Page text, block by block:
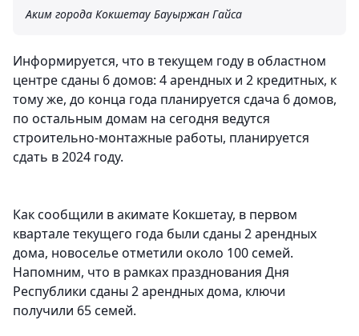
Аким города Кокшетау Бауыржан Гайса
Информируется, что в текущем году в областном
центре сданы 6 домов: 4 арендных и 2 кредитных, к
тому же, до конца года планируется сдача 6 домов,
по остальным домам на сегодня ведутся
строительно-монтажные работы, планируется
сдать в 2024 году.
Как сообщили в акимате Кокшетау, в первом
квартале текущего года были сданы 2 арендных
дома, новоселье отметили около 100 семей.
Напомним, что в рамках празднования Дня
Республики сданы 2 арендных дома, ключи
получили 65 семей.